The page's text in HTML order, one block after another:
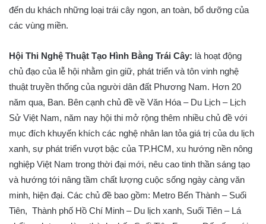
đến du khách những loại trái cây ngon, an toàn, bổ dưỡng của
các vùng miền.
Hội Thi Nghệ Thuật Tạo Hình Bằng Trái Cây: là hoạt động
chủ đạo của lễ hội nhằm gìn giữ, phát triển và tôn vinh nghệ
thuật truyền thống của người dân đất Phương Nam. Hơn 20
năm qua, Ban. Bên cạnh chủ đề về Văn Hóa – Du Lịch – Lịch
Sử Việt Nam, năm nay hội thi mở rộng thêm nhiều chủ đề với
mục đích khuyến khích các nghệ nhân lan tỏa giá trị của du lịch
xanh, sự phát triển vượt bậc của TP.HCM, xu hướng nền nông
nghiệp Việt Nam trong thời đại mới, nêu cao tinh thần sáng tạo
và hướng tới nâng tầm chất lượng cuộc sống ngày càng văn
minh, hiện đại. Các chủ đề bao gồm: Metro Bến Thành – Suối
Tiên, Thành phố Hồ Chí Minh – Du lịch xanh, Suối Tiên – Lá